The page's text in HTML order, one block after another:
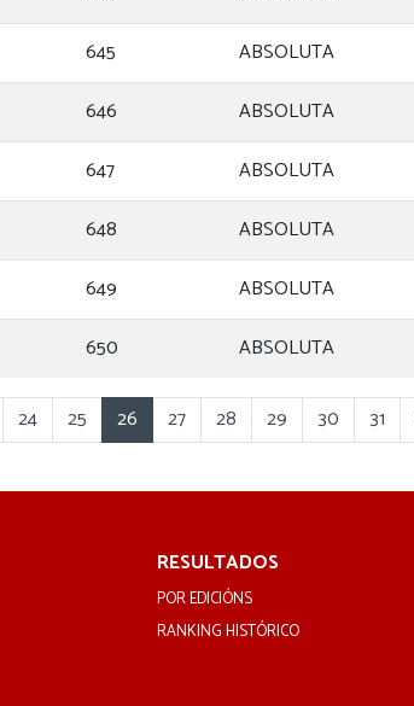
645 ABSOLUTA
646 ABSOLUTA
647 ABSOLUTA
648 ABSOLUTA
649 ABSOLUTA
650 ABSOLUTA
24 25 26 27 28 29 30 31
RESULTADOS
POR EDICIÓNS
RANKING HISTÓRICO